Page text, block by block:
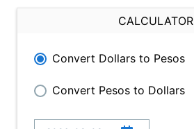
CALCULATOR
Convert Dollars to Pesos
Convert Pesos to Dollars